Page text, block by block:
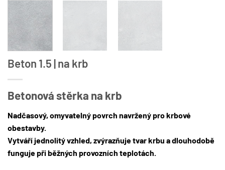
Beton 1.5 | na krb
Betonová stěrka na krb
Nadčasový, omyvatelný povrch navržený pro krbové
obestavby.
Vytváří jednolitý vzhled, zvýrazňuje tvar krbu a dlouhodobě
funguje při běžných provozních teplotách.